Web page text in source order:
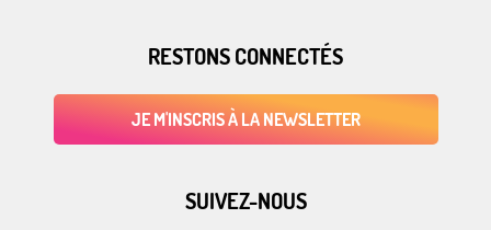
RESTONS CONNECTÉS
JE M'INSCRIS À LA NEWSLETTER
SUIVEZ-NOUS